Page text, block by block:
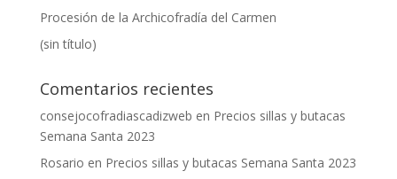
Procesión de la Archicofradía del Carmen
(sin título)
Comentarios recientes
consejocofradiascadizweb en Precios sillas y butacas
Semana Santa 2023
Rosario en Precios sillas y butacas Semana Santa 2023